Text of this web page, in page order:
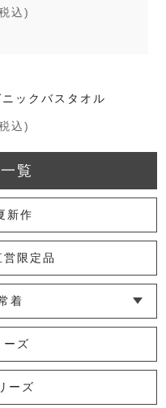
込)
ックバスタオル
込)
スタオル
込)
タオル
込)
覧
新作
限定品
着
ーズ
ーズ